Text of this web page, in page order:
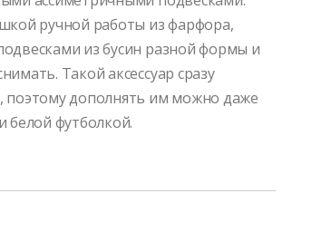
ручной работы из фарфора,
из бусин разной формы и
Такой аксессуар сразу
поэтому дополнять им можно даже
белой футболкой.